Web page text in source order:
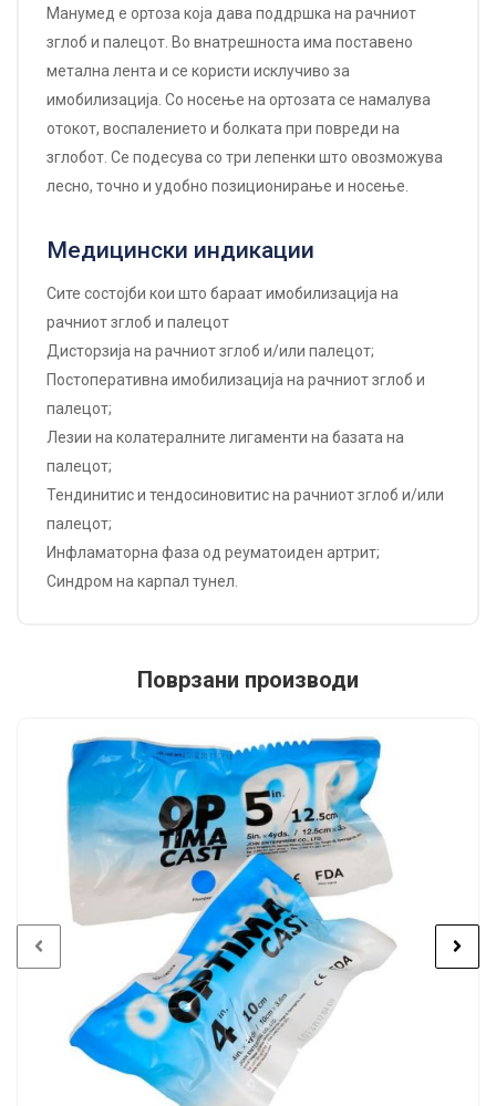
Манумед е ортоза која дава поддршка на рачниот
зглоб и палецот. Во внатрешноста има поставено
метална лента и се користи исклучиво за
имобилизација. Со носење на ортозата се намалува
отокот, воспалението и болката при повреди на
зглобот. Се подесува со три лепенки што овозможува
лесно, точно и удобно позиционирање и носење.
Медицински индикации
Сите состојби кои што бараат имобилизација на
рачниот зглоб и палецот
Дисторзија на рачниот зглоб и/или палецот;
Постоперативна имобилизација на рачниот зглоб и
палецот;
Лезии на колатералните лигаменти на базата на
палецот;
Тендинитис и тендосиновитис на рачниот зглоб и/или
палецот;
Инфламаторна фаза од реуматоиден артрит;
Синдром на карпал тунел.
Поврзани производи